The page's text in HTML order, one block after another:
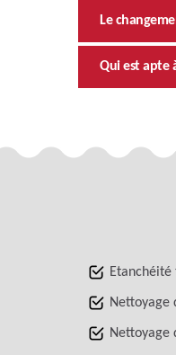
Le
Qui est apte
Nettoyage
Nettoyage